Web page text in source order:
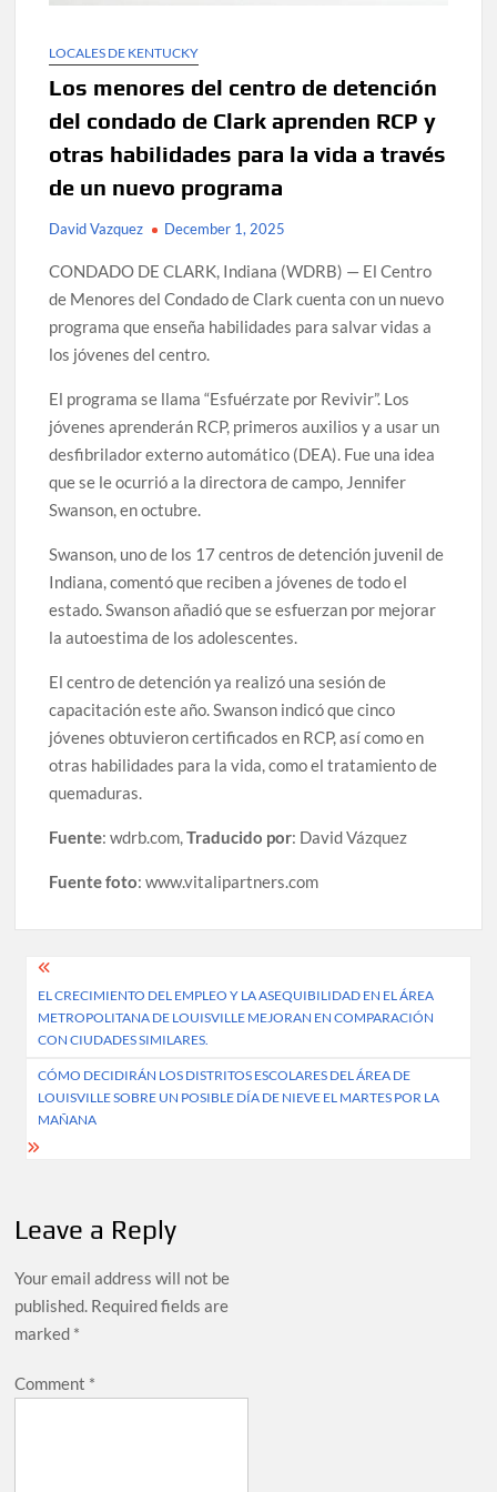
LOCALES DE KENTUCKY
Los menores del centro de detención
del condado de Clark aprenden RCP y
otras habilidades para la vida a través
de un nuevo programa
David Vazquez December 1, 2025
CONDADO DE CLARK, Indiana (WDRB) — El Centro
de Menores del Condado de Clark cuenta con un nuevo
programa que enseña habilidades para salvar vidas a
los jóvenes del centro.
El programa se llama “Esfuérzate por Revivir”. Los
jóvenes aprenderán RCP, primeros auxilios y a usar un
desfibrilador externo automático (DEA). Fue una idea
que se le ocurrió a la directora de campo, Jennifer
Swanson, en octubre.
Swanson, uno de los 17 centros de detención juvenil de
Indiana, comentó que reciben a jóvenes de todo el
estado. Swanson añadió que se esfuerzan por mejorar
la autoestima de los adolescentes.
El centro de detención ya realizó una sesión de
capacitación este año. Swanson indicó que cinco
jóvenes obtuvieron certificados en RCP, así como en
otras habilidades para la vida, como el tratamiento de
quemaduras.
Fuente: wdrb.com,Traducido por: David Vázquez
Fuente foto: www.vitalipartners.com
Post
navigation
EL CRECIMIENTO DEL EMPLEO Y LA ASEQUIBILIDAD EN EL ÁREA
METROPOLITANA DE LOUISVILLE MEJORAN EN COMPARACIÓN
CON CIUDADES SIMILARES.
CÓMO DECIDIRÁN LOS DISTRITOS ESCOLARES DEL ÁREA DE
LOUISVILLE SOBRE UN POSIBLE DÍA DE NIEVE EL MARTES POR LA
MAÑANA
Leave a Reply
Your email address will not be
published. Required fields are
marked *
Comment *